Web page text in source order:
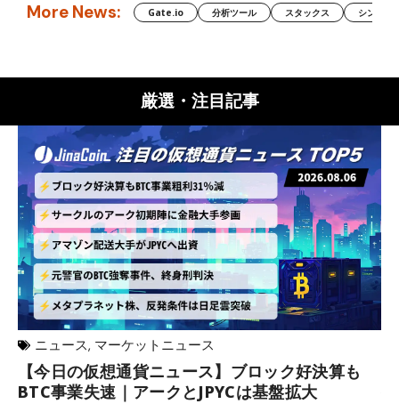
More News: Gate.io 分析ツール スタックス シンボル
厳選・注目記事
ニュース, マーケットニュース
【今日の仮想通貨ニュース】ブロック好決算も
BTC事業失速｜アークとJPYCは基盤拡大